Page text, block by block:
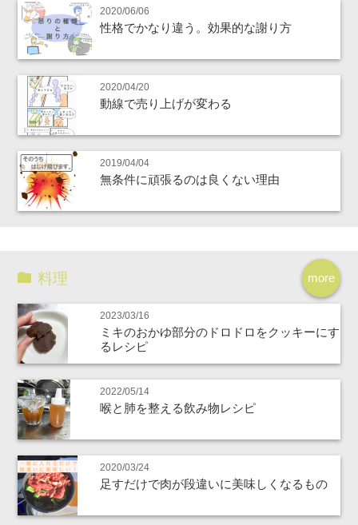
2020/06/06
性格でかなり違う。効果的な謝り方
2020/04/20
動線で売り上げが変わる
2019/04/04
無条件に頑張るのは良くない理由
more
料理
2023/03/16
ミキのおかゆ部分のドロドロをクッキーにす
るレシピ
2022/05/14
喉と肺を整える飲み物レシピ
2020/03/24
足すだけで肉が段違いに美味しくなるもの